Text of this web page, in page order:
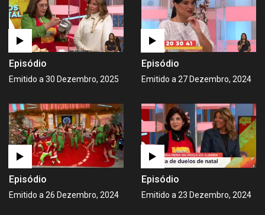
Episódio
Emitido a 30 Dezembro, 2025
Episódio
Emitido a 27 Dezembro, 2024
Episódio
Emitido a 26 Dezembro, 2024
Episódio
Emitido a 23 Dezembro, 2024